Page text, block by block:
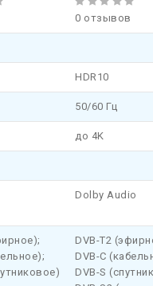
0 отзывов
HDR10
50/60 Гц
до 4K
Dolby Audio
DVB-T2
DVB-C
DVB-S